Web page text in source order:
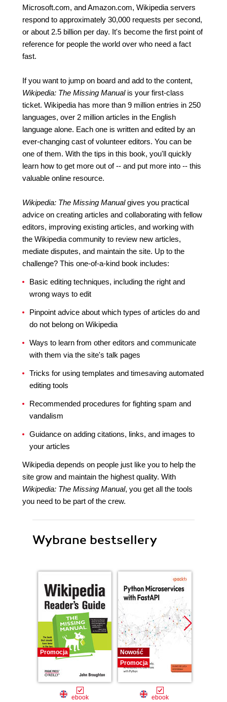
Microsoft.com, and Amazon.com, Wikipedia servers
respond to approximately 30,000 requests per second,
or about 2.5 billion per day. It's become the first point of
reference for people the world over who need a fact
fast.
If you want to jump on board and add to the content,
Wikipedia: The Missing Manualis your first-class
ticket. Wikipedia has more than 9 million entries in 250
languages, over 2 million articles in the English
language alone. Each one is written and edited by an
ever-changing cast of volunteer editors. You can be
one of them. With the tips in this book, you'll quickly
learn how to get more out of -- and put more into -- this
valuable online resource.
Wikipedia: The Missing Manualgives you practical
advice on creating articles and collaborating with fellow
editors, improving existing articles, and working with
the Wikipedia community to review new articles,
mediate disputes, and maintain the site. Up to the
challenge? This one-of-a-kind book includes:
Basic editing techniques, including the right and
wrong ways to edit
Pinpoint advice about which types of articles do and
do not belong on Wikipedia
Ways to learn from other editors and communicate
with them via the site's talk pages
Tricks for using templates and timesaving automated
editing tools
Recommended procedures for fighting spam and
vandalism
Guidance on adding citations, links, and images to
your articles
Wikipedia depends on people just like you to help the
site grow and maintain the highest quality. With
Wikipedia: The Missing Manual, you get all the tools
you need to be part of the crew.
Wybrane bestsellery
Promocja
ebook
Nowość
Promocja
ebook